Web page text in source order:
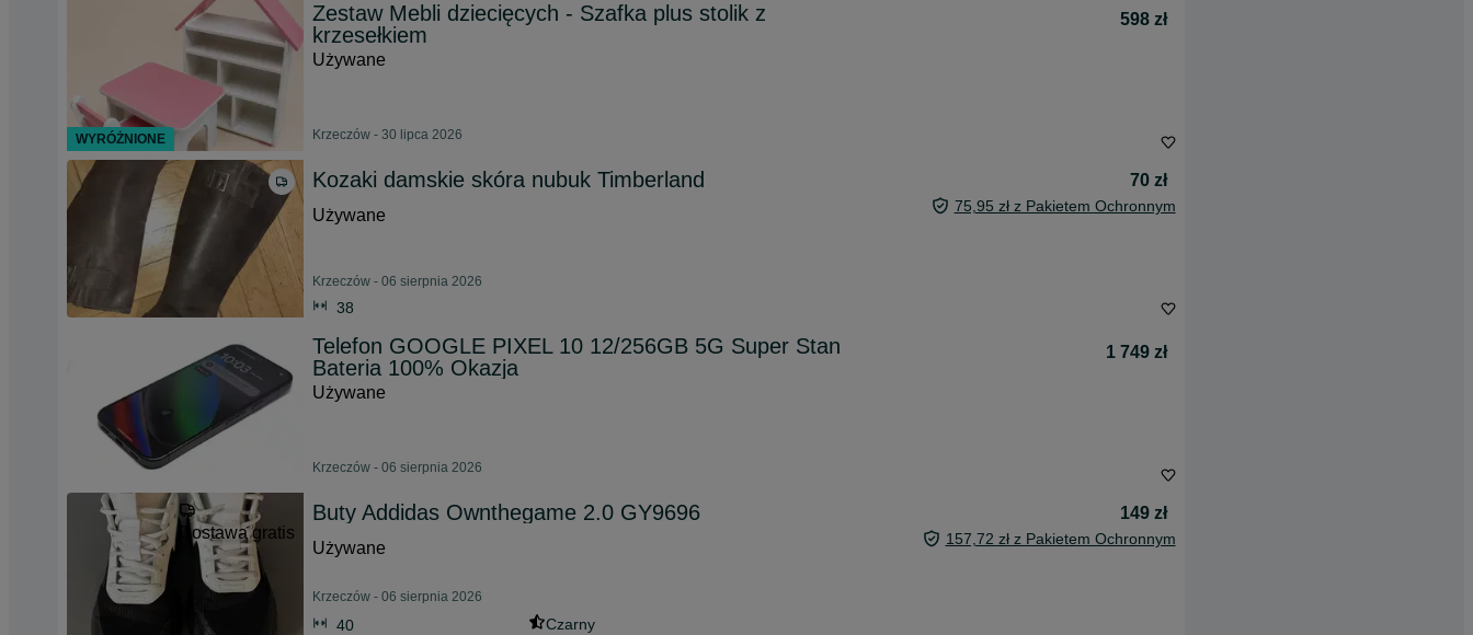
Zestaw Mebli dziecięcych - Szafka plus stolik z
krzesełkiem
598 zł
Używane
Krzeczów - 30 lipca 2026
Kozaki damskie skóra nubuk Timberland
70 zł
Używane
75,95 zł z Pakietem Ochronnym
Krzeczów - 06 sierpnia 2026
38
Telefon GOOGLE PIXEL 10 12/256GB 5G Super Stan
Bateria 100% Okazja
1 749 zł
Używane
Krzeczów - 06 sierpnia 2026
Dostawa gratis
Buty Addidas Ownthegame 2.0 GY9696
149 zł
Używane
157,72 zł z Pakietem Ochronnym
Krzeczów - 06 sierpnia 2026
40
Czarny
WYRÓŻNIONE